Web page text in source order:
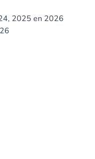
2025 en 2026